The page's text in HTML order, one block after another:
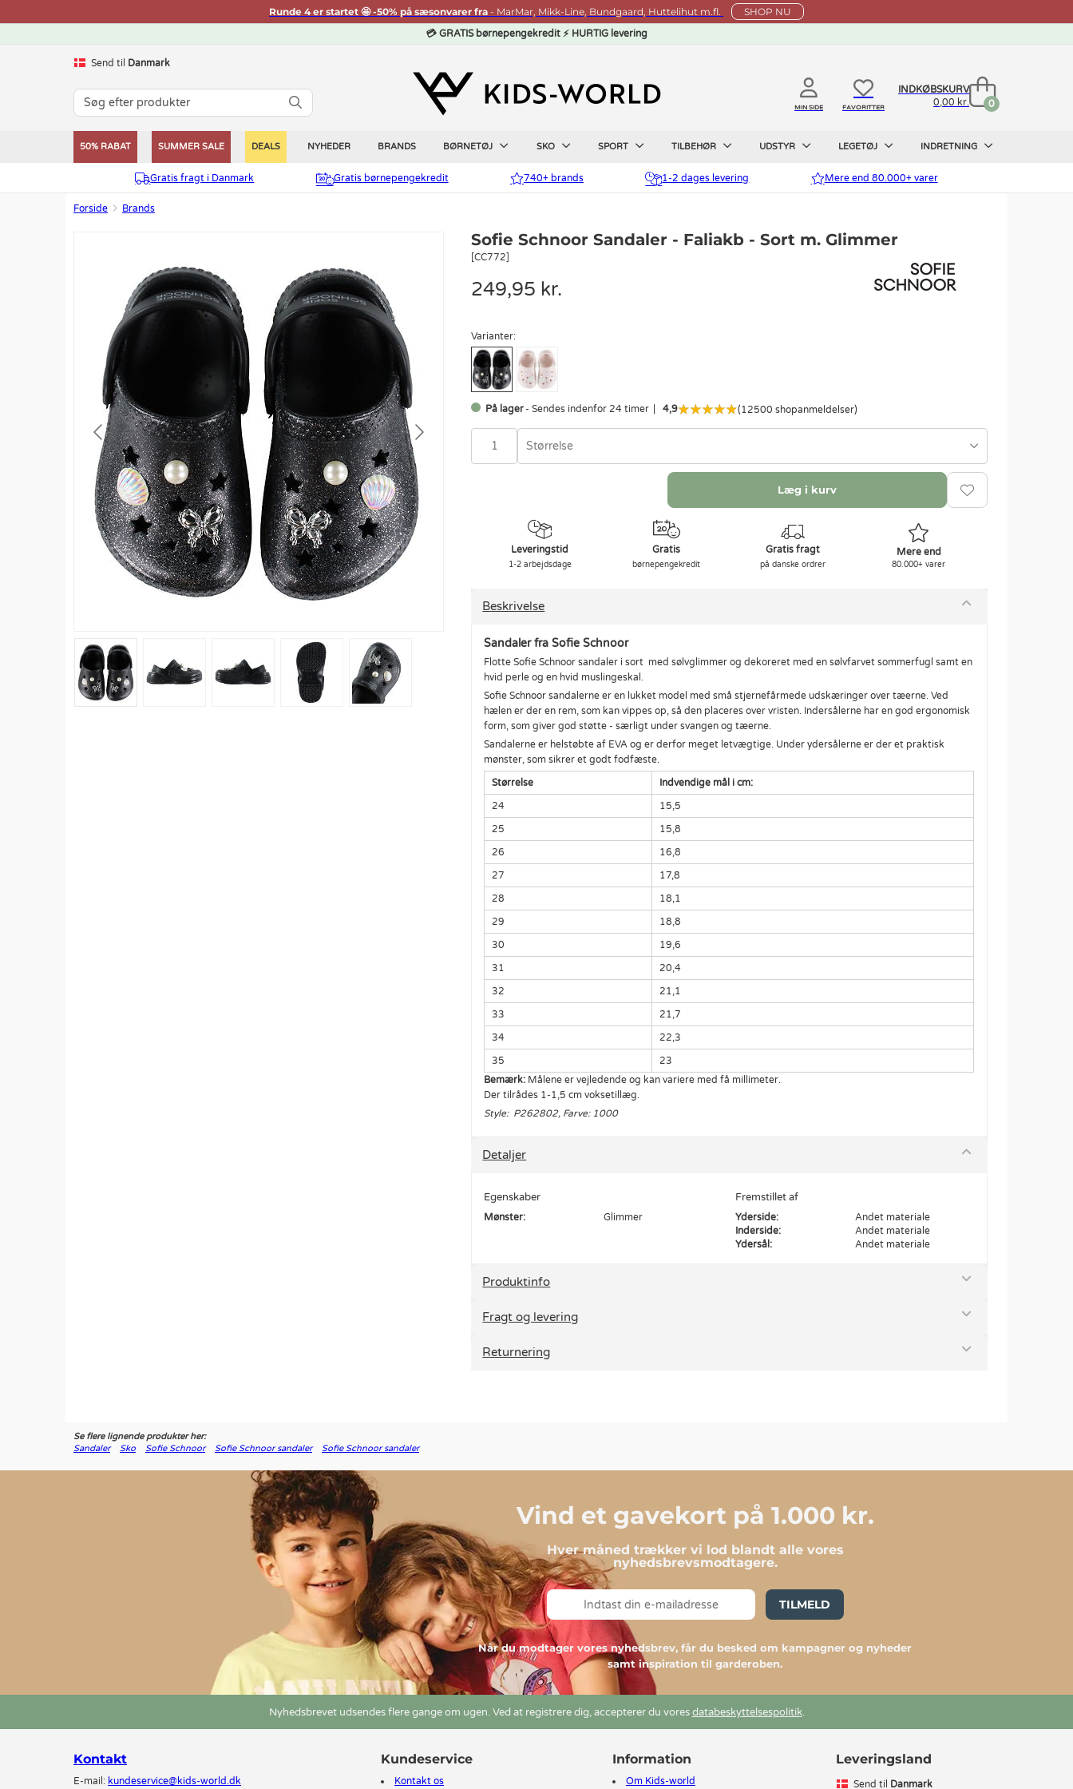
Runde 4 er startet 🤩 -50% på sæsonvarer fra - MarMar, Mikk-Line, Bundgaard, Huttelihut m.fl. SHOP NU
💳 GRATIS børnepengekredit ⚡ HURTIG levering
Send til Danmark
MIN SIDE FAVORITTER
INDKØBSKURV
0,00 kr.
0
50% RABAT SUMMER SALE DEALS NYHEDER BRANDS BØRNETØJ SKO SPORT TILBEHØR UDSTYR LEGETØJ INDRETNING
Gratis fragt i Danmark Gratis børnepengekredit 740+ brands 1-2 dages levering Mere end 80.000+ varer
Forside Brands
Sofie Schnoor Sandaler - Faliakb - Sort m. Glimmer
[CC772]
249,95 kr.
Varianter:
På lager - Sendes indenfor 24 timer 4,9 (12500 shopanmeldelser)
Størrelse
Læg i kurv
Leveringstid
1-2 arbejdsdage
Gratis
børnepengekredit
Gratis fragt
på danske ordrer
Mere end
80.000+ varer
Beskrivelse
Sandaler fra Sofie Schnoor
Flotte Sofie Schnoor sandaler i sort med sølvglimmer og dekoreret med en sølvfarvet sommerfugl samt en
hvid perle og en hvid muslingeskal.
Sofie Schnoor sandalerne er en lukket model med små stjernefårmede udskæringer over tæerne. Ved
hælen er der en rem, som kan vippes op, så den placeres over vristen. Indersålerne har en god ergonomisk
form, som giver god støtte - særligt under svangen og tæerne.
Sandalerne er helstøbte af EVA og er derfor meget letvægtige. Under ydersålerne er der et praktisk
mønster, som sikrer et godt fodfæste.
Størrelse Indvendige mål i cm:
24 15,5
25 15,8
26 16,8
27 17,8
28 18,1
29 18,8
30 19,6
31 20,4
32 21,1
33 21,7
34 22,3
35
23
Bemærk: Målene er vejledende og kan variere med få millimeter.
Der tilrådes 1-1,5 cm voksetillæg.
Style: P262802, Farve: 1000
Detaljer
Egenskaber
Mønster: Glimmer
Fremstillet af
Yderside:
Andet materiale
Inderside:
Andet materiale
Ydersål:
Andet materiale
Produktinfo
Fragt og levering
Returnering
Se flere lignende produkter her:
Sandaler
Sko Sofie Schnoor Sofie Schnoor sandaler Sofie Schnoor sandaler
Vind et gavekort på 1.000 kr.
Hver måned trækker vi lod blandt alle vores
nyhedsbrevsmodtagere.
TILMELD
Når du modtager vores nyhedsbrev, får du besked om kampagner og nyheder
samt inspiration til garderoben.
Nyhedsbrevet udsendes flere gange om ugen. Ved at registrere dig, accepterer du voresdatabeskyttelsespolitik.
Kontakt
E-mail: kundeservice@kids-world.dk
Kundeservice
Kontakt os
Information
Om Kids-world
Leveringsland
Send til Danmark